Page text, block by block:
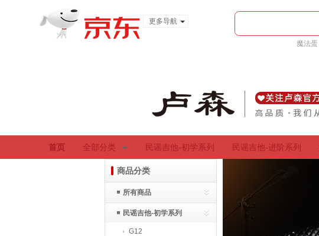
更多导航
魔法蛋
首页 全部分类 民谣吉他-初学系列 民谣吉他-进阶系列
商品分类
所有商品
民谣吉他-初学系列
G12